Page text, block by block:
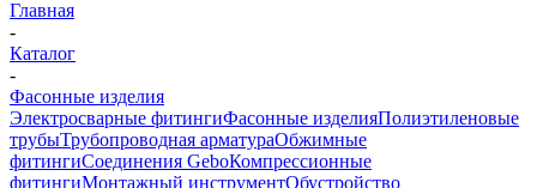
Главная
-
Каталог
-
Фасонные изделия
Электросварные фитингиФасонные изделияПолиэтиленовые
трубыТрубопроводная арматураОбжимные
фитингиСоединения GeboКомпрессионные
фитингиМонтажный инструментОбустройство